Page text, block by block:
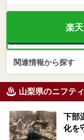
楽
関連情報から探す
山梨県のニフテ
下部
化を